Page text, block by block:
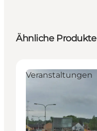
Ähnliche Produkte
Veranstaltungen